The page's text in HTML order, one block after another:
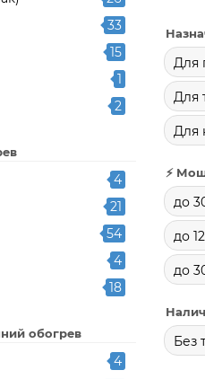
33
15
1
2
15
13
1
3
15
21
9
4
21
54
4
18
2
обогрев
4
Для
Для
Для
⚡
до
до
до
Без